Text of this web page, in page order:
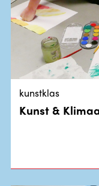
kunstklas
Kunst &